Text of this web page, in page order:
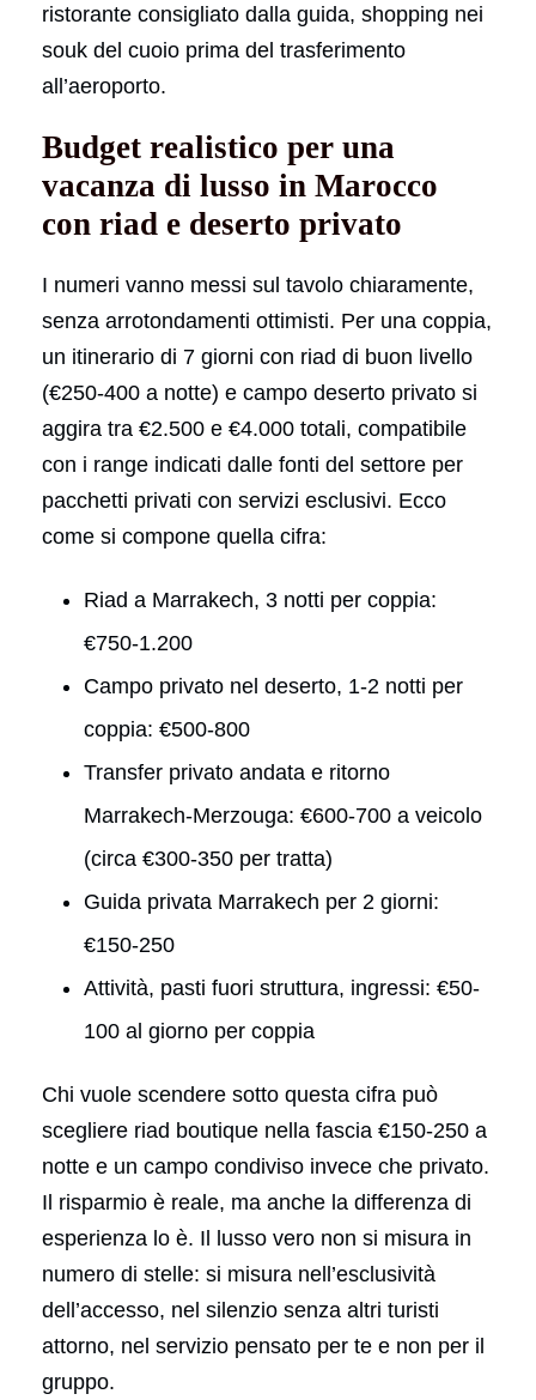
ristorante consigliato dalla guida, shopping nei
souk del cuoio prima del trasferimento
all’aeroporto.
Budget realistico per una
vacanza di lusso in Marocco
con riad e deserto privato
I numeri vanno messi sul tavolo chiaramente,
senza arrotondamenti ottimisti. Per una coppia,
un itinerario di 7 giorni con riad di buon livello
(€250-400 a notte) e campo deserto privato si
aggira tra €2.500 e €4.000 totali, compatibile
con i range indicati dalle fonti del settore per
pacchetti privati con servizi esclusivi. Ecco
come si compone quella cifra:
Riad a Marrakech, 3 notti per coppia:
€750-1.200
Campo privato nel deserto, 1-2 notti per
coppia: €500-800
Transfer privato andata e ritorno
Marrakech-Merzouga: €600-700 a veicolo
(circa €300-350 per tratta)
Guida privata Marrakech per 2 giorni:
€150-250
Attività, pasti fuori struttura, ingressi: €50-
100 al giorno per coppia
Chi vuole scendere sotto questa cifra può
scegliere riad boutique nella fascia €150-250 a
notte e un campo condiviso invece che privato.
Il risparmio è reale, ma anche la differenza di
esperienza lo è. Il lusso vero non si misura in
numero di stelle: si misura nell’esclusività
dell’accesso, nel silenzio senza altri turisti
attorno, nel servizio pensato per te e non per il
gruppo.